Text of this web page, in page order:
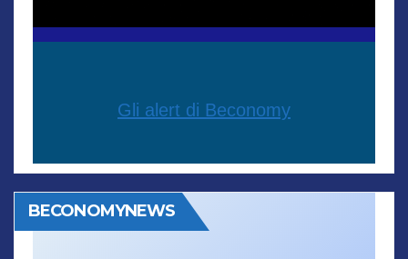
Gli alert di Beconomy
BECONOMYNEWS